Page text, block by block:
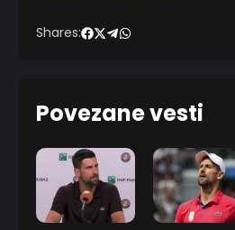
Shares:
Povezane vesti